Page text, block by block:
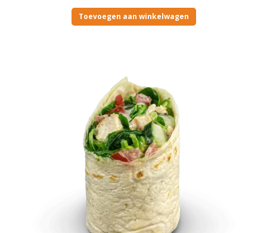
Toevoegen aan winkelwagen